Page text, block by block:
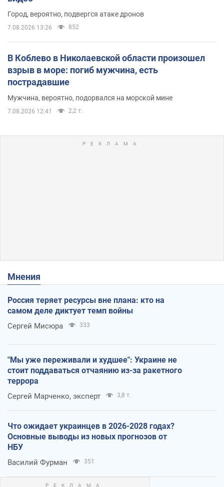
Город, вероятно, подвергся атаке дронов
7.08.2026 13:26 852
В Коблево в Николаевской области произошел
взрыв в море: погиб мужчина, есть
пострадавшие
Мужчина, вероятно, подорвался на морской мине
7.08.2026 12:41 2,2 т.
Мнения
Россия теряет ресурсы вне плана: кто на
самом деле диктует темп войны
Сергей Мисюра 333
"Мы уже переживали и худшее": Украине не
стоит поддаваться отчаянию из-за ракетного
террора
Сергей Марченко, эксперт 3,8 т.
Что ожидает украинцев в 2026-2028 годах?
Основные выводы из новых прогнозов от
НБУ
Василий Фурман 351